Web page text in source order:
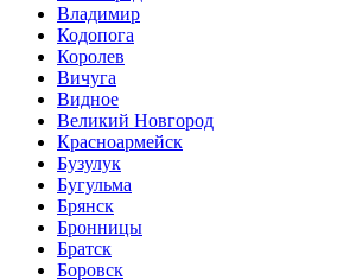
Владимир
Кодопога
Королев
Вичуга
Видное
Великий Новгород
Красноармейск
Бузулук
Бугульма
Брянск
Бронницы
Братск
Боровск